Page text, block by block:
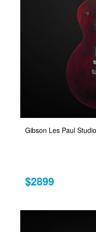
Gibson Les Paul
$2899